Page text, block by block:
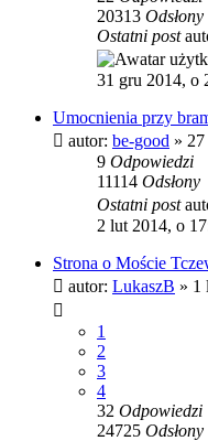
20313 Odsłony
Ostatni post
31 gru 2014, o
Umocnienia przy
autor: be-good »
9 Odpowiedzi
11114 Odsłony
Ostatni post
2 lut 2014, o
Strona o Moście
autor: LukaszB » 1
1
2
3
4
32 Odpowiedzi
24725 Odsłony